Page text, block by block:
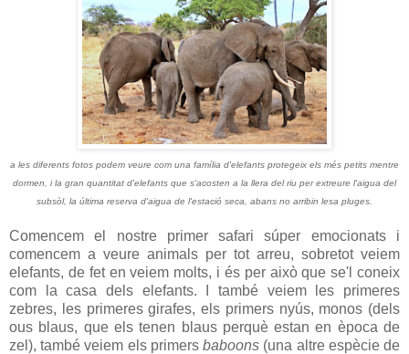
a les diferents fotos podem veure com una família d'elefants protegeix els més petits mentre
dormen, i la gran quantitat d'elefants que s'acosten a la llera del riu per extreure l'aigua del
subsòl, la última reserva d'aigua de l'estació seca, abans no arribin lesa pluges.
Comencem el nostre primer safari súper emocionats i
comencem a veure animals per tot arreu, sobretot veiem
elefants, de fet en veiem molts, i és per això que se'l coneix
com la casa dels elefants. I també veiem les primeres
zebres, les primeres girafes, els primers nyús, monos (dels
ous blaus, que els tenen blaus perquè estan en època de
zel), també veiem els primersbaboons (una altre espècie de